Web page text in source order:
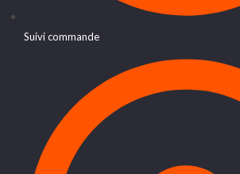
Suivi commande